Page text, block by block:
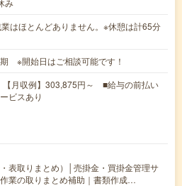
はほとんどありません。※休憩は計65分
期 ※開始日はご相談可能です！
月収例】303,875円～ ■給与の前払い
ビスあり
表取りまとめ）│売掛金・買掛金管理サ
業の取りまとめ補助｜書類作成…